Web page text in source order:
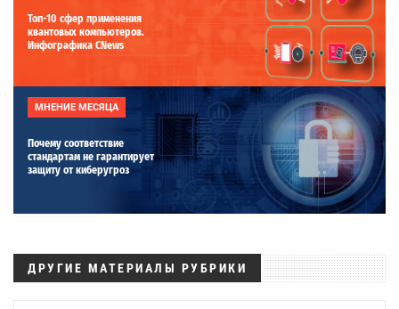
Топ-10 сфер применения
квантовых компьютеров.
Инфографика CNews
МНЕНИЕ МЕСЯЦА
Почему соответствие
стандартам не гарантирует
защиту от киберугроз
ДРУГИЕ МАТЕРИАЛЫ РУБРИКИ